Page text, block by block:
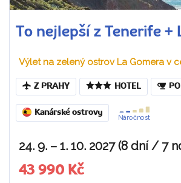
To nejlepší z Tenerife +
Výlet na zelený ostrov La Gomera v
Z PRAHY HOTEL
Kanárské ostrovy
Náročnost
24. 9. – 1. 10. 2027 (8 dní / 7
43 990 Kč